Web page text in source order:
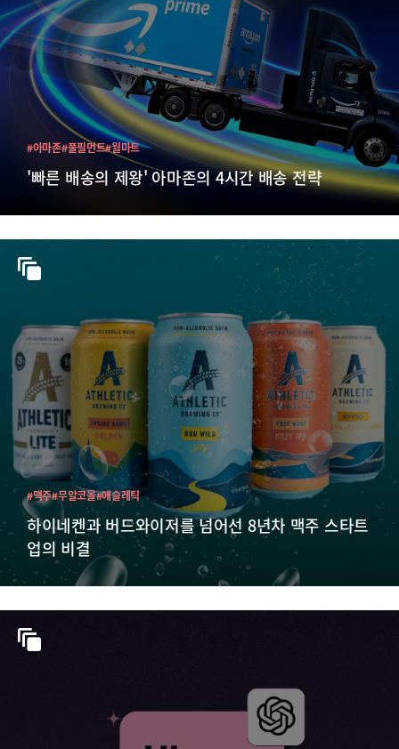
'빠른 배송의 제왕' 아마존의 4시간 배송 전략
#아마존#풀필먼트#월마트
하이네켄과 버드와이저를 넘어선 8년차 맥주 스타트
업의 비결
#맥주#무알코올#애슬레틱